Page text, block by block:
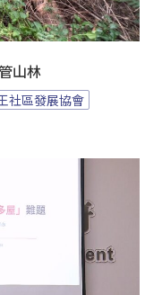
山林
社區發展協會